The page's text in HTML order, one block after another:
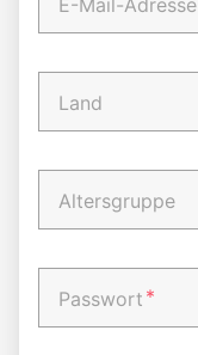
E-Mail-Adresse
Land
Altersgruppe
Passwort *